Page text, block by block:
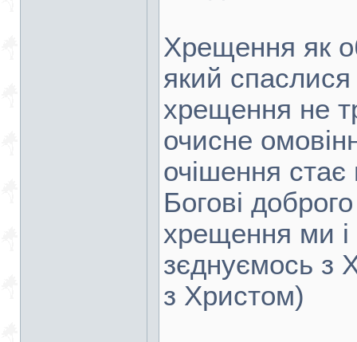
Хрещення як
який спаслися
хрещення не
очисне
очішення стає
Богові
хрещення ми і
зєднуємось з
з Христом)